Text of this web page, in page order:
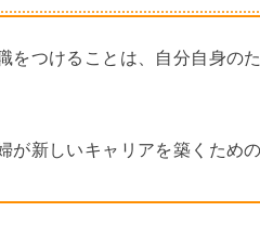
をつけることは、自分自身の
が新しいキャリアを築くため